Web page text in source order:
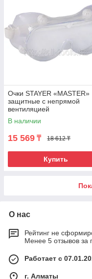
Очки STAYER «MASTER»
защитные с непрямой
вентиляцией
В наличии
15 569 ₸ 18 612 ₸
Купить
О нас
Рейтинг не
Менее 5 отзывов за
Работает с
г. Алматы